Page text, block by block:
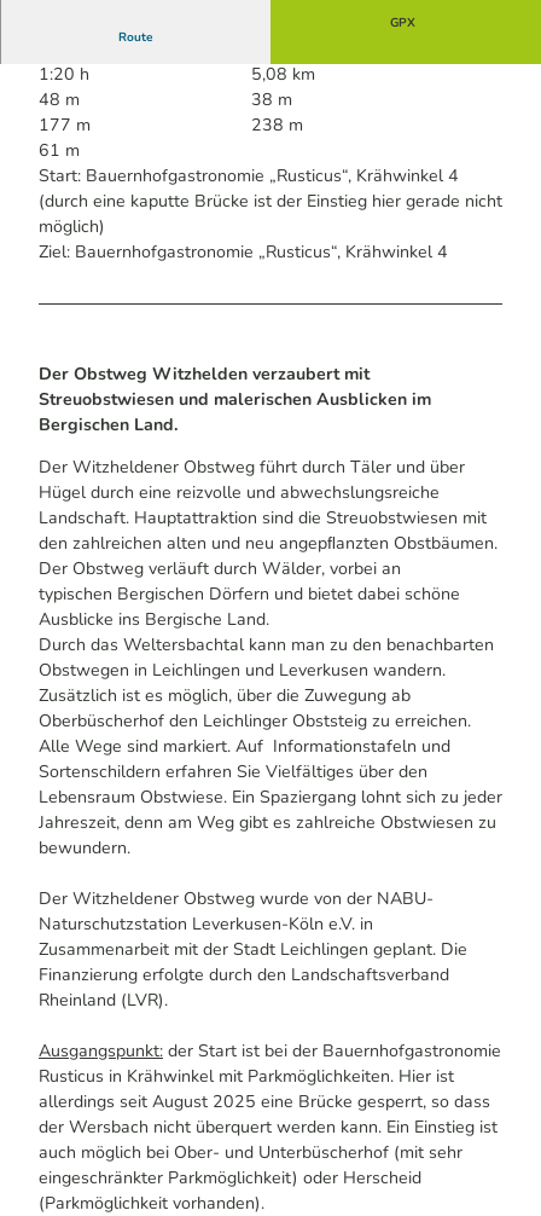
Route
GPX
1:20 h
5,08 km
48 m
38 m
177 m
238 m
61 m
Start: Bauernhofgastronomie „Rusticus“, Krähwinkel 4
(durch eine kaputte Brücke ist der Einstieg hier gerade nicht
möglich)
Ziel: Bauernhofgastronomie „Rusticus“, Krähwinkel 4
Der Obstweg Witzhelden verzaubert mit
Streuobstwiesen und malerischen Ausblicken im
Bergischen Land.
Der Witzheldener Obstweg führt durch Täler und über
Hügel durch eine reizvolle und abwechslungsreiche
Landschaft. Hauptattraktion sind die Streuobstwiesen mit
den zahlreichen alten und neu angepﬂanzten Obstbäumen.
Der Obstweg verläuft durch Wälder, vorbei an
typischen Bergischen Dörfern und bietet dabei schöne
Ausblicke ins Bergische Land.
Durch das Weltersbachtal kann man zu den benachbarten
Obstwegen in Leichlingen und Leverkusen wandern.
Zusätzlich ist es möglich, über die Zuwegung ab
Oberbüscherhof den Leichlinger Obststeig zu erreichen.
Alle Wege sind markiert. Auf Informationstafeln und
Sortenschildern erfahren Sie Vielfältiges über den
Lebensraum Obstwiese. Ein Spaziergang lohnt sich zu jeder
Jahreszeit, denn am Weg gibt es zahlreiche Obstwiesen zu
bewundern.
Der Witzheldener Obstweg wurde von der NABU-
Naturschutzstation Leverkusen-Köln e.V. in
Zusammenarbeit mit der Stadt Leichlingen geplant. Die
Finanzierung erfolgte durch den Landschaftsverband
Rheinland (LVR).
Ausgangspunkt: der Start ist bei der Bauernhofgastronomie
Rusticus in Krähwinkel mit Parkmöglichkeiten. Hier ist
allerdings seit August 2025 eine Brücke gesperrt, so dass
der Wersbach nicht überquert werden kann. Ein Einstieg ist
auch möglich bei Ober- und Unterbüscherhof (mit sehr
eingeschränkter Parkmöglichkeit) oder Herscheid
(Parkmöglichkeit vorhanden).